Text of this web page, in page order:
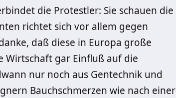
die Protestler: Sie schauen die
richtet sich vor allem gegen
daß diese in Europa große
Wirtschaft gar Einfluß auf die
nur noch aus Gentechnik und
Bauchschmerzen wie nach einer